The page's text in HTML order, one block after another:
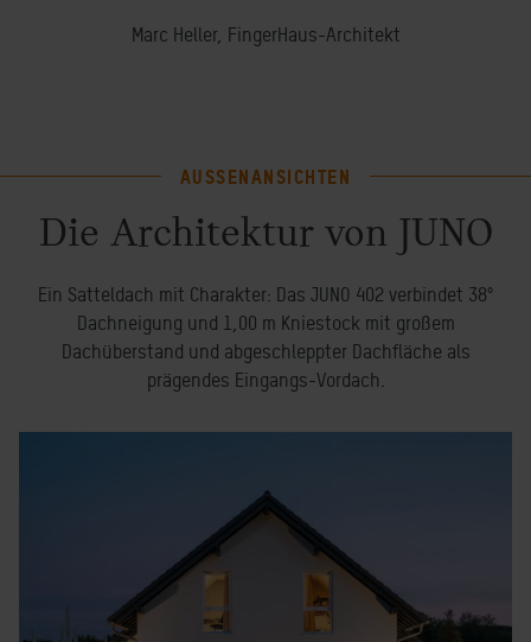
Marc Heller, FingerHaus-Architekt
AUSSENANSICHTEN
Die Architektur von JUNO
Ein Satteldach mit Charakter: Das JUNO 402 verbindet 38°
Dachneigung und 1,00 m Kniestock mit großem
Dachüberstand und abgeschleppter Dachfläche als
prägendes Eingangs-Vordach.